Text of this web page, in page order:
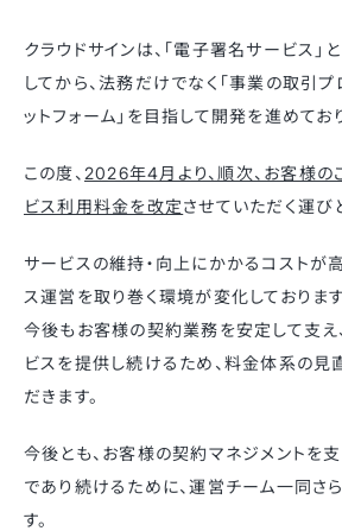
クラウドサインは、「電子署名サービス」
してから、法務だけでなく「事業の取引
ットフォーム」を目指して開発を進めてお
この度、 2026年4月より、順次、お客様の
ビス利用料金を改定させていただく運び
サービスの維持・向上にかかるコストが
ス運営を取り巻く環境が変化しております
今後もお客様の契約業務を安定して支え
ビスを提供し続けるため、料金体系の見
だきます。
今後とも、お客様の契約マネジメントを
であり続けるために、運営チーム一同さ
す。